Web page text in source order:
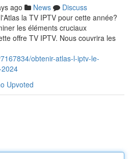
ago News
Discuss
la TV IPTV pour cette année?
les éléments cruciaux
offre TV IPTV. Nous couvrira les
obtenir-atlas-l-iptv-le-
Upvoted